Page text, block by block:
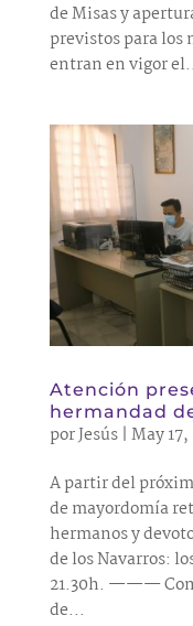
de Misas y
previstos para los
entran en vigor
Atención
hermandad
porJesús| May 17,
A partir del
de mayordomía
hermanos y
de los Navarros:
21.30h. ———
de...